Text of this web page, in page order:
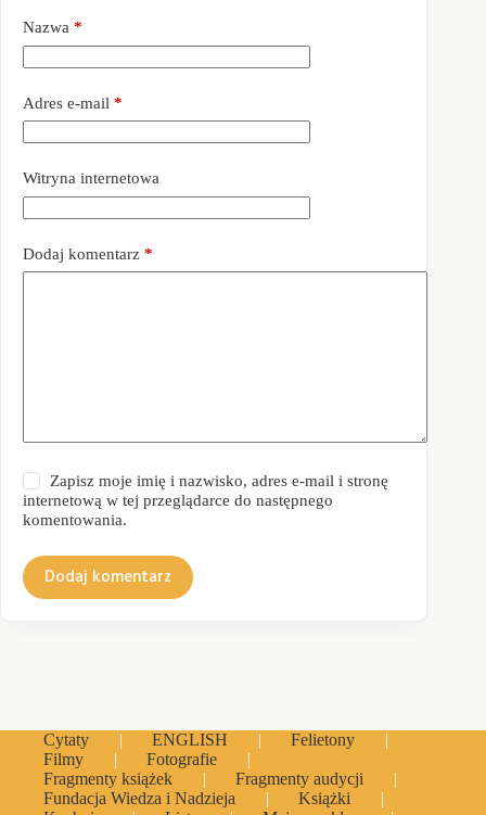
Nazwa *
Adres e-mail *
Witryna internetowa
Dodaj komentarz *
Zapisz moje imię i nazwisko, adres e-mail i stronę
internetową w tej przeglądarce do następnego
komentowania.
Dodaj komentarz
Cytaty ENGLISH
Felietony
Filmy
Fotografie
Fragmenty książek
Fragmenty audycji
Fundacja Wiedza i Nadzieja
Książki